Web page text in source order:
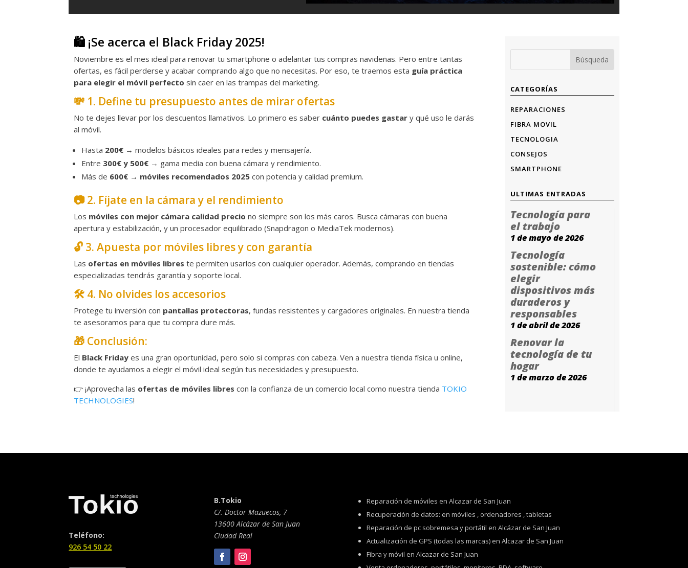
🛍️ ¡Se acerca el Black Friday 2025!
Noviembre es el mes ideal para renovar tu smartphone o adelantar tus compras navideñas. Pero entre tantas
ofertas, es fácil perderse y acabar comprando algo que no necesitas. Por eso, te traemos esta guía práctica
para elegir el móvil perfecto sin caer en las trampas del marketing.
💸 1. Define tu presupuesto antes de mirar ofertas
No te dejes llevar por los descuentos llamativos. Lo primero es saber cuánto puedes gastar y qué uso le darás
al móvil.
Hasta 200€ → modelos básicos ideales para redes y mensajería.
Entre 300€ y 500€ → gama media con buena cámara y rendimiento.
Más de 600€ → móviles recomendados 2025 con potencia y calidad premium.
📷 2. Fíjate en la cámara y el rendimiento
Los móviles con mejor cámara calidad precio no siempre son los más caros. Busca cámaras con buena
apertura y estabilización, y un procesador equilibrado (Snapdragon o MediaTek modernos).
🔓 3. Apuesta por móviles libres y con garantía
Las ofertas en móviles libres te permiten usarlos con cualquier operador. Además, comprando en tiendas
especializadas tendrás garantía y soporte local.
🛠️ 4. No olvides los accesorios
Protege tu inversión con pantallas protectoras, fundas resistentes y cargadores originales. En nuestra tienda
te asesoramos para que tu compra dure más.
🎁 Conclusión:
El Black Friday es una gran oportunidad, pero solo si compras con cabeza. Ven a nuestra tienda física u online,
donde te ayudamos a elegir el móvil ideal según tus necesidades y presupuesto.
👉 ¡Aprovecha las ofertas de móviles libres con la confianza de un comercio local como nuestra tienda TOKIO
TECHNOLOGIES!
CATEGORÍAS
REPARACIONES
FIBRA MOVIL
TECNOLOGIA
CONSEJOS
SMARTPHONE
ULTIMAS ENTRADAS
Tecnología para
el trabajo
1 de mayo de 2026
Tecnología
sostenible: cómo
elegir
dispositivos más
duraderos y
responsables
1 de abril de 2026
Renovar la
tecnología de tu
hogar
1 de marzo de 2026
Teléfono:
926 54 50 22
B.Tokio
C/. Doctor Mazuecos, 7
13600 Alcázar de San Juan
Ciudad Real
Reparación de móviles en Alcazar de San Juan
Recuperación de datos: en móviles , ordenadores , tabletas
Reparación de pc sobremesa y portátil en Alcázar de San Juan
Actualización de GPS (todas las marcas) en Alcazar de San Juan
Fibra y móvil en Alcazar de San Juan